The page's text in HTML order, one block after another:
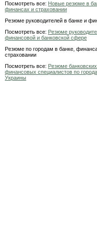
Посмотреть все: Новые резюме в
финансах и страховании
Резюме руководителей в банке и
Посмотреть все: Резюме
финансовой и банковской сфере
Резюме по городам в банке,
страховании
Посмотреть все: Резюме
финансовых специалистов по
Украины